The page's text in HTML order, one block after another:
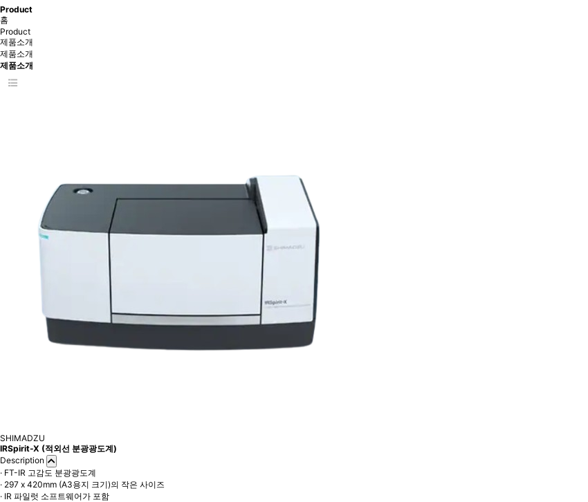
Product
홈
Product
제품소개
제품소개
제품소개
SHIMADZU
IRSpirit-X (적외선 분광광도계)
Description
· FT-IR 고감도 분광광도계
· 297 x 420mm (A3용지 크기)의 작은 사이즈
· IR 파일럿 소프트웨어가 포함